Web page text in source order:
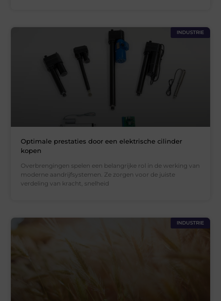
INDUSTRIE
Optimale prestaties door een elektrische cilinder
kopen
Overbrengingen spelen een belangrijke rol in de werking van
moderne aandrijfsystemen. Ze zorgen voor de juiste
verdeling van kracht, snelheid
INDUSTRIE